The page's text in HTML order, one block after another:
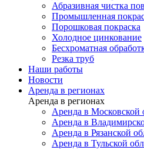
Абразивная чистка
Промышленная
Порошковая покраска
Холодное цинкование
Бесхроматная
Резка труб
Наши работы
Новости
Аренда в регионах
Аренда в регионах
Аренда в Московской
Аренда в
Аренда в Рязанской
Аренда в Тульской